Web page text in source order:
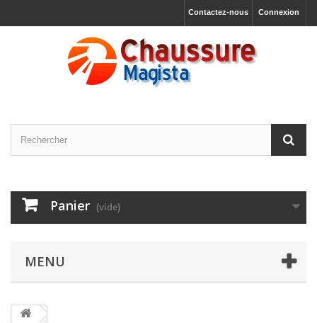
Connexion
Contactez-nous
Panier (vide)
MENU